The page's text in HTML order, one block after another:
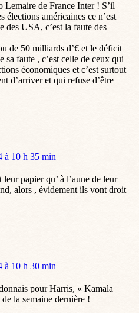
Lemaire de France Inter ! S’il
élections américaines ce n’est
des USA, c’est la faute des
de 50 milliards d’€ et le déficit
sa faute , c’est celle de ceux qui
économiques et c’est surtout
d’arriver et qui refuse d’être
à 10 h 35 min
papier qu’ à l’aune de leur
alors , évidement ils vont droit
à 10 h 30 min
pour Harris, « Kamala
la semaine dernière !